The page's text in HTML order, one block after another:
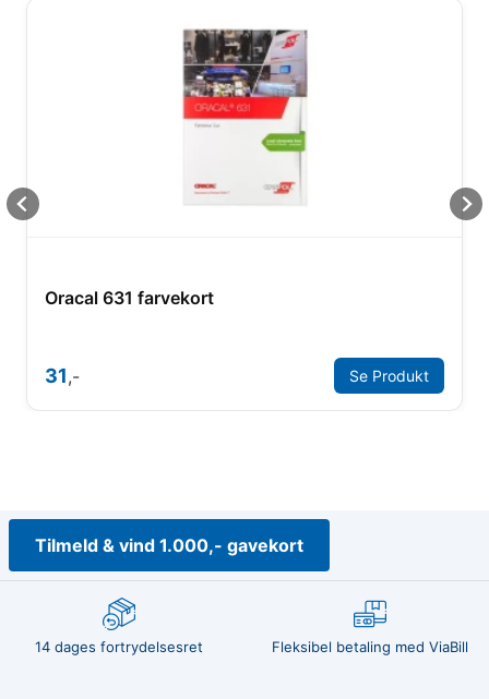
Oracal 631 farvekort
31,- Se Produkt
Tilmeld & vind 1.000,- gavekort
14 dages fortrydelsesret Fleksibel betaling med ViaBill